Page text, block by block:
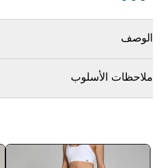
الوصف
ملاحظات الأسلوب